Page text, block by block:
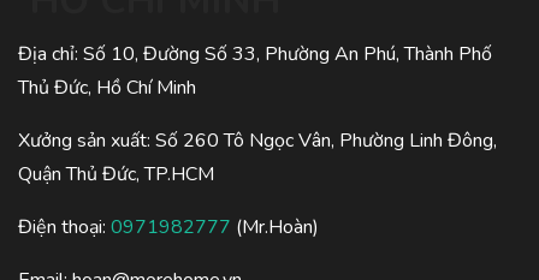
Địa chỉ: Số 10, Đường Số 33, Phường An Phú, Thành Phố
Thủ Đức, Hồ Chí Minh
Xưởng sản xuất: Số 260 Tô Ngọc Vân, Phường Linh Đông,
Quận Thủ Đức, TP.HCM
Điện thoại: 0971982777 (Mr.Hoàn)